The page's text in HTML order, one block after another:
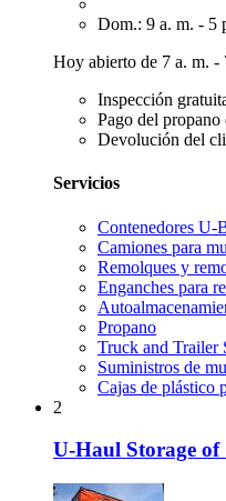
Dom.: 9 a. m. - 5
Hoy abierto de 7 a. m. -
Inspección
Pago del propano
Devolución del
Servicios
Contenedores U-
Camiones para
Remolques y
Enganches para
Propano
Truck and Trailer
Suministros de
Cajas de plástico
2
U-Haul Storage of